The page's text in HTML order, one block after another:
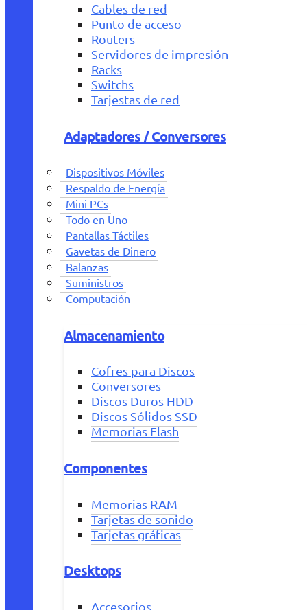
Cables de red
Punto de acceso
Routers
Servidores de impresión
Racks
Switchs
Tarjestas de red
Adaptadores / Conversores
Dispositivos Móviles
Respaldo de Energía
Mini PCs
Todo en Uno
Pantallas Táctiles
Gavetas de Dinero
Balanzas
Suministros
Computación
Almacenamiento
Cofres para Discos
Conversores
Discos Duros HDD
Discos Sólidos SSD
Memorias Flash
Componentes
Memorias RAM
Tarjetas de sonido
Tarjetas gráficas
Desktops
Accesorios